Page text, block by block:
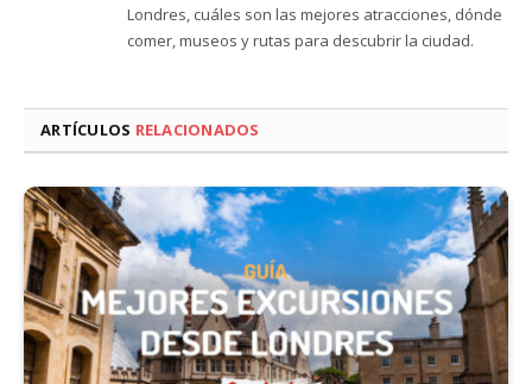
Londres, cuáles son las mejores atracciones, dónde
comer, museos y rutas para descubrir la ciudad.
ARTÍCULOS RELACIONADOS